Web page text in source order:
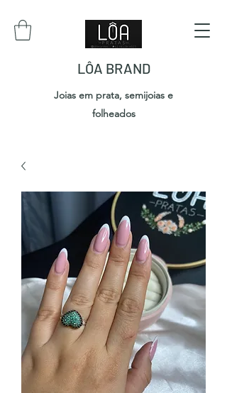
LÔA BRAND
Joias em prata, semijoias e
folheados